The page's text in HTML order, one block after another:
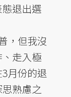
退出選
，但我沒
走入極
月份的退
熟慮之